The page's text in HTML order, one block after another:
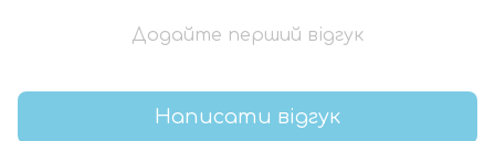
Додайте перший відгук
Написати відгук